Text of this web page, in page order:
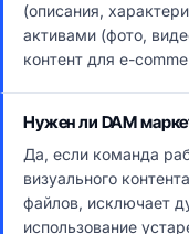
(описания,
активами (фото,
контент для e-
Нужен ли DAM
Да, если команда
визуального
файлов, исключает
использование